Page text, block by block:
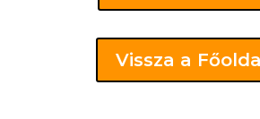
Vissza a